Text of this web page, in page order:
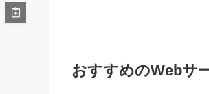
おすすめのWebサ